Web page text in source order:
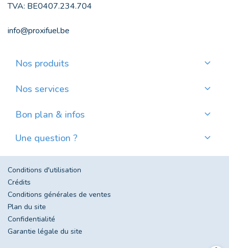
TVA: BE0407.234.704
info@proxifuel.be
Nos produits
Commander des pellets de qualité
Nos services
Où trouver mes pellets ?
Bon plan & infos
Évolution du prix du mazout en Belgique
Une question ?
Conditions d'utilisation
Crédits
Conditions générales de ventes
Plan du site
Confidentialité
Garantie légale du site